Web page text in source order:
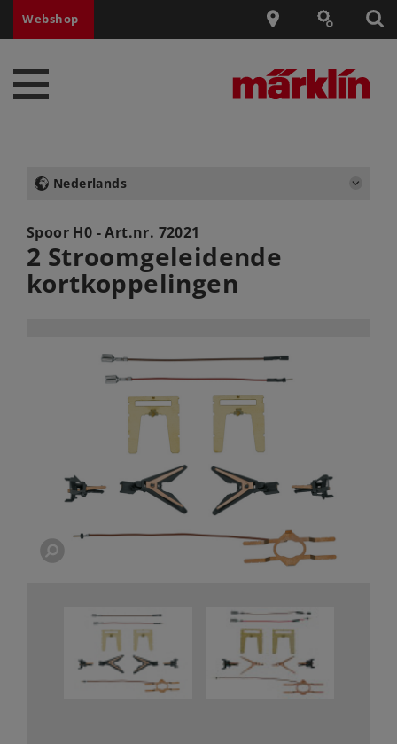
Webshop
Nederlands
Spoor H0 - Art.nr. 72021
2 Stroomgeleidende
kortkoppelingen